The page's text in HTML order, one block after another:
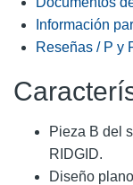
Información
Reseñas / P y
Pieza B del
RIDGID.
Diseño